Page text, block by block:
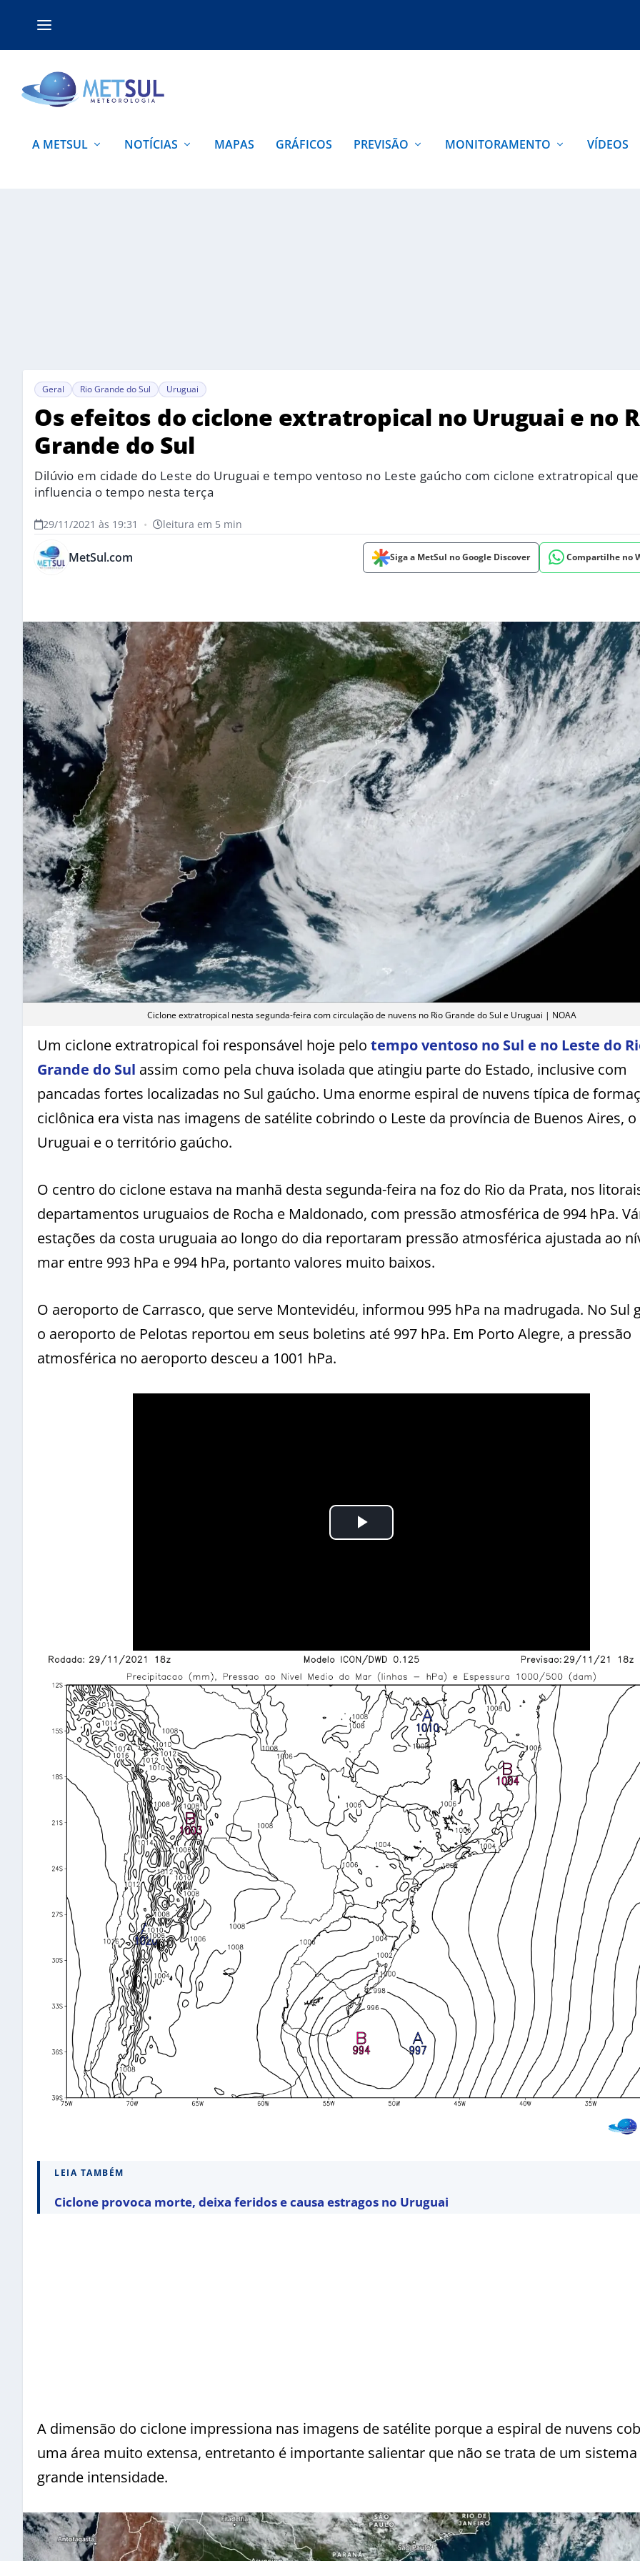
A METSUL NOTÍCIAS MAPAS GRÁFICOS PREVISÃO MONITORAMENTO VÍDEOS
Geral Rio Grande do Sul Uruguai
Os efeitos do ciclone extratropical no Uruguai e no
Grande do Sul
Dilúvio em cidade do Leste do Uruguai e tempo ventoso no Leste gaúcho com ciclone extratropical
influencia o tempo nesta terça
29/11/2021 às 19:31 • leitura em 5 min
MetSul.com Siga a MetSul no Google Discover Compartilhe no
Ciclone extratropical nesta segunda-feira com circulação de nuvens no Rio Grande do Sul e Uruguai | NOAA
Um ciclone extratropical foi responsável hoje pelo tempo ventoso no Sul e no Leste do
Grande do Sul assim como pela chuva isolada que atingiu parte do Estado, inclusive com
pancadas fortes localizadas no Sul gaúcho. Uma enorme espiral de nuvens típica de
ciclônica era vista nas imagens de satélite cobrindo o Leste da província de Buenos Aires, o
Uruguai e o território gaúcho.
O centro do ciclone estava na manhã desta segunda-feira na foz do Rio da Prata, nos
departamentos uruguaios de Rocha e Maldonado, com pressão atmosférica de 994 hPa.
estações da costa uruguaia ao longo do dia reportaram pressão atmosférica ajustada ao
mar entre 993 hPa e 994 hPa, portanto valores muito baixos.
O aeroporto de Carrasco, que serve Montevidéu, informou 995 hPa na madrugada. No Sul
o aeroporto de Pelotas reportou em seus boletins até 997 hPa. Em Porto Alegre, a pressão
atmosférica no aeroporto desceu a 1001 hPa.
LEIA TAMBÉM
Ciclone provoca morte, deixa feridos e causa estragos no Uruguai
A dimensão do ciclone impressiona nas imagens de satélite porque a espiral de nuvens
uma área muito extensa, entretanto é importante salientar que não se trata de um sistema
grande intensidade.